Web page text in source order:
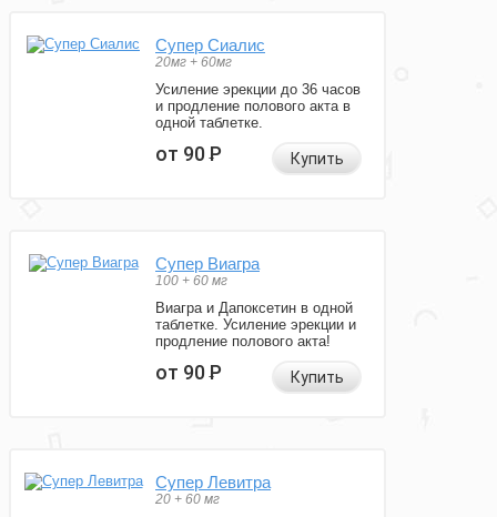
Супер Сиалис
20мг + 60мг
Усиление эрекции до 36 часов
и продление полового акта в
одной таблетке.
от 90Р Купить
Супер Виагра
100 + 60 мг
Виагра и Дапоксетин в одной
таблетке. Усиление эрекции и
продление полового акта!
от 90Р Купить
Супер Левитра
20 + 60 мг